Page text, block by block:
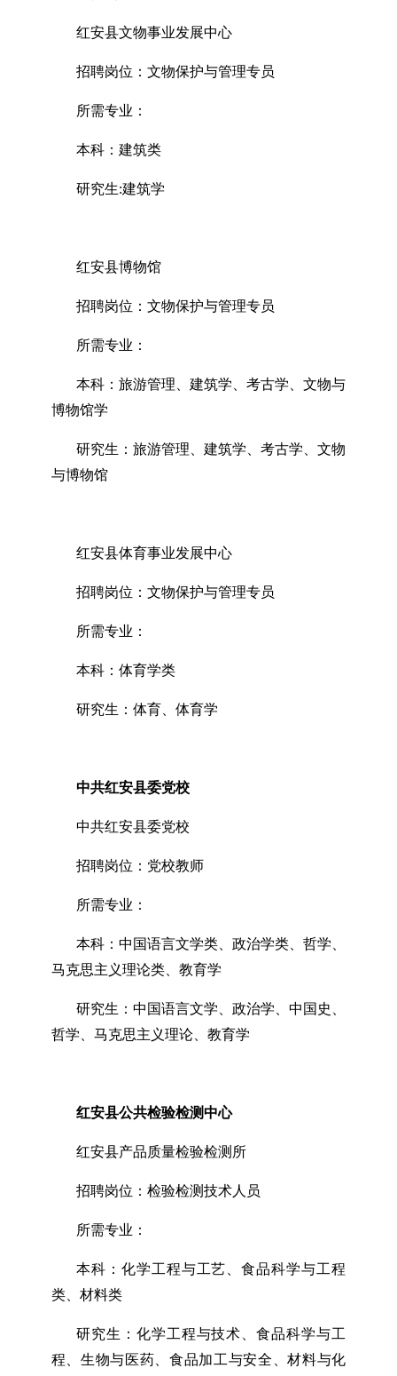
红安县文物事业发展中心
招聘岗位：文物保护与管理专员
所需专业：
本科：建筑类
研究生:建筑学
红安县博物馆
招聘岗位：文物保护与管理专员
所需专业：
本科：旅游管理、建筑学、考古学、文物与
博物馆学
研究生：旅游管理、建筑学、考古学、文物
与博物馆
红安县体育事业发展中心
招聘岗位：文物保护与管理专员
所需专业：
本科：体育学类
研究生：体育、体育学
中共红安县委党校
中共红安县委党校
招聘岗位：党校教师
所需专业：
本科：中国语言文学类、政治学类、哲学、
马克思主义理论类、教育学
研究生：中国语言文学、政治学、中国史、
哲学、马克思主义理论、教育学
红安县公共检验检测中心
红安县产品质量检验检测所
招聘岗位：检验检测技术人员
所需专业：
本科：化学工程与工艺、食品科学与工程
类、材料类
研究生：化学工程与技术、食品科学与工
程、生物与医药、食品加工与安全、材料与化